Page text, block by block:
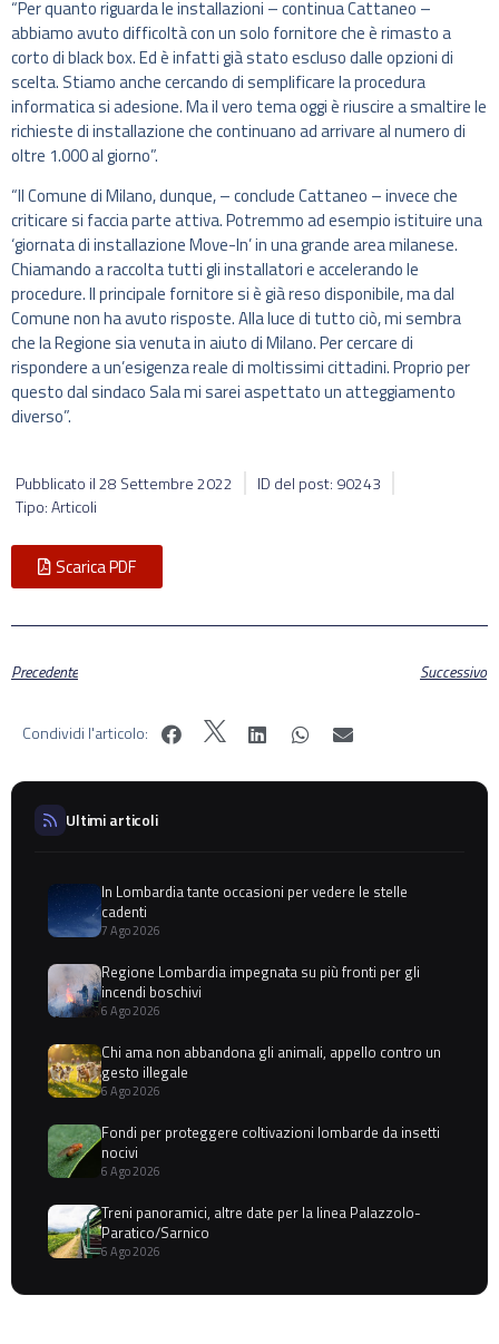
“Per quanto riguarda le installazioni – continua Cattaneo –
abbiamo avuto difficoltà con un solo fornitore che è rimasto a
corto di black box. Ed è infatti già stato escluso dalle opzioni di
scelta. Stiamo anche cercando di semplificare la procedura
informatica si adesione. Ma il vero tema oggi è riuscire a smaltire le
richieste di installazione che continuano ad arrivare al numero di
oltre 1.000 al giorno”.
“Il Comune di Milano, dunque, – conclude Cattaneo – invece che
criticare si faccia parte attiva. Potremmo ad esempio istituire una
‘giornata di installazione Move-In’ in una grande area milanese.
Chiamando a raccolta tutti gli installatori e accelerando le
procedure. Il principale fornitore si è già reso disponibile, ma dal
Comune non ha avuto risposte. Alla luce di tutto ciò, mi sembra
che la Regione sia venuta in aiuto di Milano. Per cercare di
rispondere a un’esigenza reale di moltissimi cittadini. Proprio per
questo dal sindaco Sala mi sarei aspettato un atteggiamento
diverso”.
Pubblicato il28 Settembre 2022
ID del post: 90243
Tipo: Articoli
Scarica PDF
Precedente Successivo
Condividi l'articolo:
Ultimi articoli
In Lombardia tante occasioni per vedere le stelle
cadenti
7 Ago 2026
Regione Lombardia impegnata su più fronti per gli
incendi boschivi
6 Ago 2026
Chi ama non abbandona gli animali, appello contro un
gesto illegale
6 Ago 2026
Fondi per proteggere coltivazioni lombarde da insetti
nocivi
6 Ago 2026
Treni panoramici, altre date per la linea Palazzolo-
Paratico/Sarnico
6 Ago 2026